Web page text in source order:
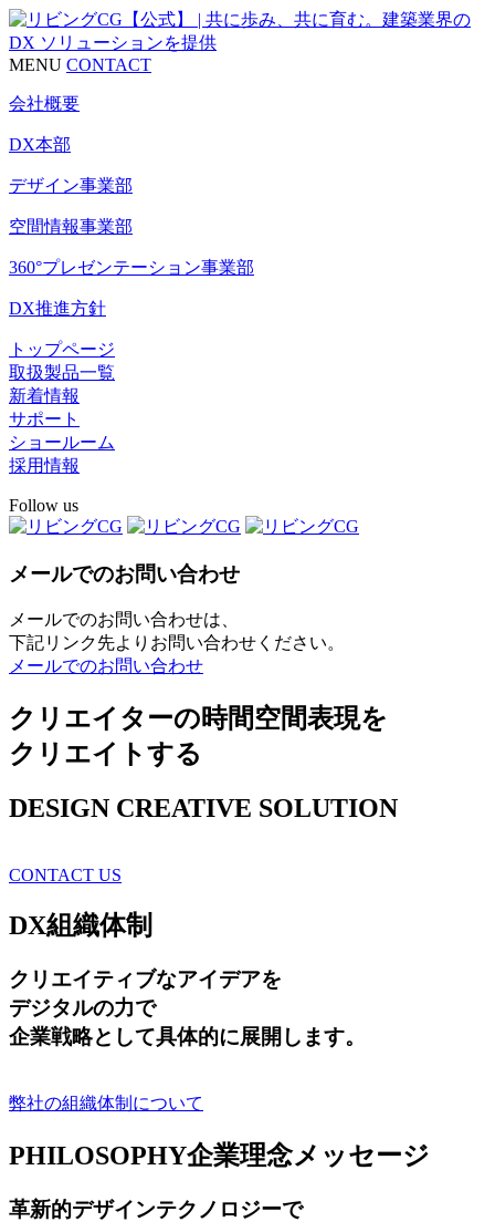
MENU CONTACT
会社概要
DX本部
デザイン事業部
空間情報事業部
360°プレゼンテーション事業部
DX推進方針
トップページ
取扱製品一覧
新着情報
サポート
ショールーム
採用情報
Follow us
メールでのお問い合わせ
メールでのお問い合わせは、
下記リンク先よりお問い合わせください。
メールでのお問い合わせ
クリエイターの時間空間表現を
クリエイトする
DESIGN CREATIVE SOLUTION
CONTACT US
DX組織体制
クリエイティブなアイデアを
デジタルの力で
企業戦略として具体的に展開します。
弊社の組織体制について
PHILOSOPHY企業理念メッセージ
革新的デザインテクノロジーで